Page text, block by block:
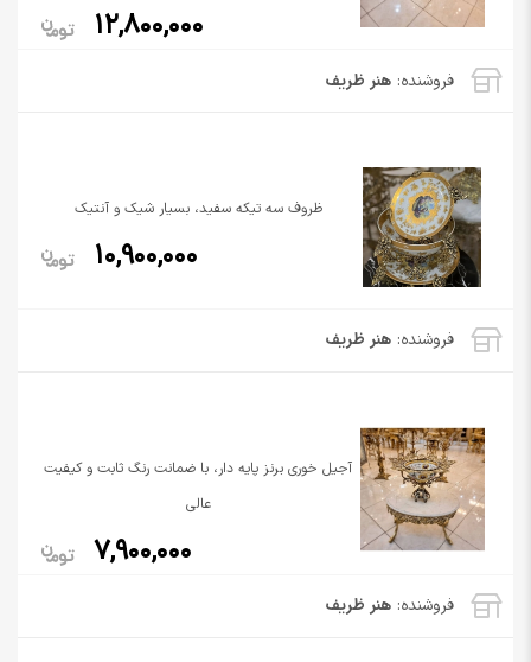
فروشنده: هنر ظریف
12,800,000
فروشنده: هنر ظریف
ظروف سه تیکه سفید، بسیار شیک و آنتیک
10,900,000
فروشنده: هنر ظریف
آجیل خوری برنز پایه دار، با ضمانت رنگ ثابت و کیفیت
عالی
7,900,000